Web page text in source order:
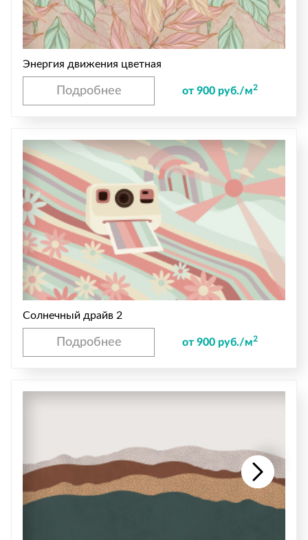
Энергия движения цветная
Подробнее от 900 руб./м2
Солнечный драйв 2
Подробнее от 900 руб./м2